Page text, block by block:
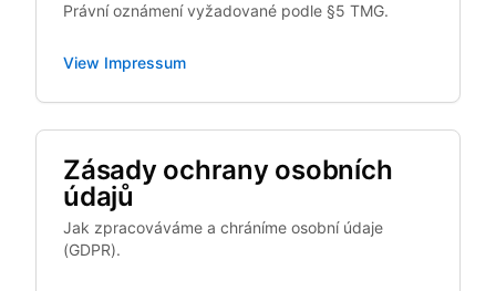
Právní oznámení vyžadované podle §5 TMG.
View Impressum
Zásady ochrany osobních
údajů
Jak zpracováváme a chráníme osobní údaje
(GDPR).